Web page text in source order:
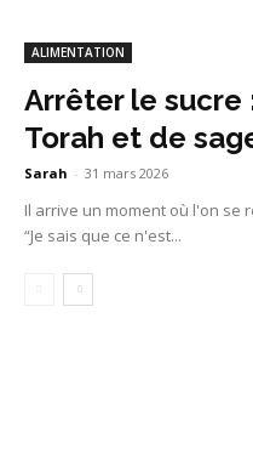
ALIMENTATION
Arrêter le sucre
Torah et de
Sarah - 31 mars 2026
Il arrive un moment où l'on se
“Je sais que ce n'est...